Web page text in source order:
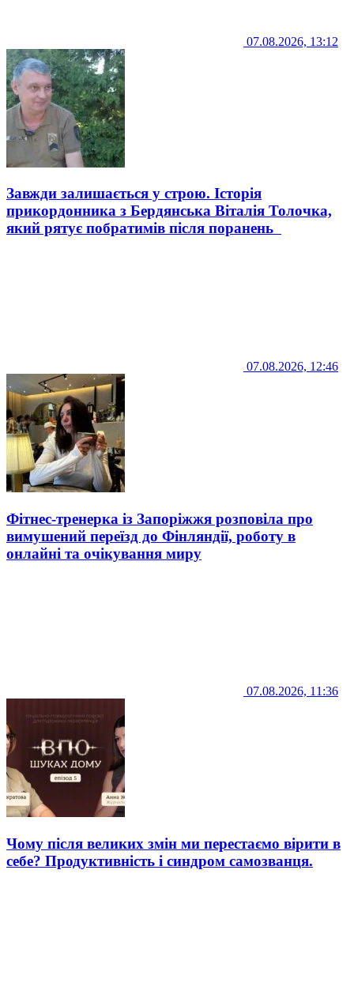
07.08.2026, 13:12
Завжди залишається у строю. Історія
прикордонника з Бердянська Віталія Толочка,
який рятує побратимів після поранень
07.08.2026, 12:46
Фітнес-тренерка із Запоріжжя розповіла про
вимушений переїзд до Фінляндії, роботу в
онлайні та очікування миру
07.08.2026, 11:36
Чому після великих змін ми перестаємо вірити в
себе? Продуктивність і синдром самозванця.